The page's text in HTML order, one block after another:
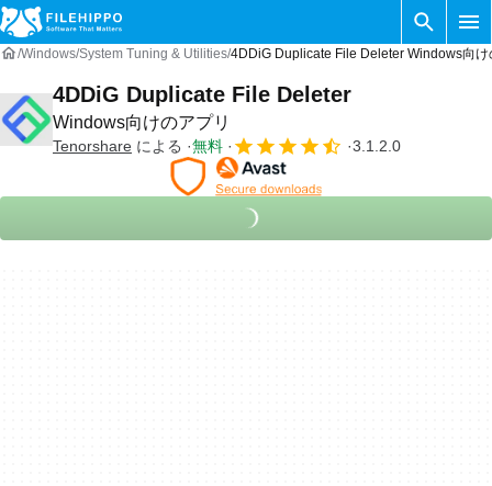
Windows System Tuning & Utilities 4DDiG Duplicate File Deleter Windows向け
4DDiG Duplicate File Deleter
Windows向けのアプリ
Tenorshare による 無料 3.1.2.0